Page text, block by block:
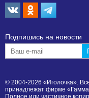
Подпишиcь на новости
© 2004-2026 «Иголочка».
принадлежат фирме